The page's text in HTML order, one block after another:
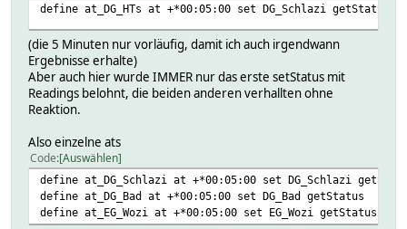
define at_DG_HTs at +*00:05:00 set DG_Schlazi
(die 5 Minuten nur vorläufig, damit ich auch irgendwann
Ergebnisse erhalte)
Aber auch hier wurde IMMER nur das erste setStatus mit
Readings belohnt, die beiden anderen verhallten ohne
Reaktion.
Also einzelne ats
Code Auswählen
define at_DG_Schlazi at +*00:05:00 set DG_Schlazi
define at_DG_Bad at +*00:05:00 set DG_Bad getStatus
define at_EG_Wozi at +*00:05:00 set EG_Wozi getStatus